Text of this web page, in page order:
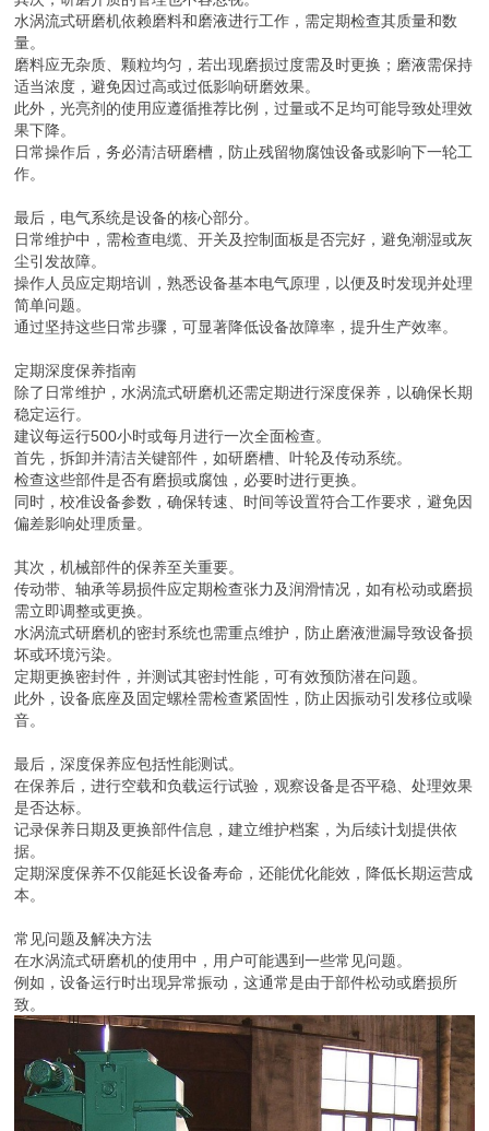
水涡流式研磨机依赖磨料和磨液进行工作，需定期检查其质量和数
量。
磨料应无杂质、颗粒均匀，若出现磨损过度需及时更换；磨液需保持
适当浓度，避免因过高或过低影响研磨效果。
此外，光亮剂的使用应遵循推荐比例，过量或不足均可能导致处理效
果下降。
日常操作后，务必清洁研磨槽，防止残留物腐蚀设备或影响下一轮工
作。
最后，电气系统是设备的核心部分。
日常维护中，需检查电缆、开关及控制面板是否完好，避免潮湿或灰
尘引发故障。
操作人员应定期培训，熟悉设备基本电气原理，以便及时发现并处理
简单问题。
通过坚持这些日常步骤，可显著降低设备故障率，提升生产效率。
定期深度保养指南
除了日常维护，水涡流式研磨机还需定期进行深度保养，以确保长期
稳定运行。
建议每运行500小时或每月进行一次全面检查。
首先，拆卸并清洁关键部件，如研磨槽、叶轮及传动系统。
检查这些部件是否有磨损或腐蚀，必要时进行更换。
同时，校准设备参数，确保转速、时间等设置符合工作要求，避免因
偏差影响处理质量。
其次，机械部件的保养至关重要。
传动带、轴承等易损件应定期检查张力及润滑情况，如有松动或磨损
需立即调整或更换。
水涡流式研磨机的密封系统也需重点维护，防止磨液泄漏导致设备损
坏或环境污染。
定期更换密封件，并测试其密封性能，可有效预防潜在问题。
此外，设备底座及固定螺栓需检查紧固性，防止因振动引发移位或噪
音。
最后，深度保养应包括性能测试。
在保养后，进行空载和负载运行试验，观察设备是否平稳、处理效果
是否达标。
记录保养日期及更换部件信息，建立维护档案，为后续计划提供依
据。
定期深度保养不仅能延长设备寿命，还能优化能效，降低长期运营成
本。
常见问题及解决方法
在水涡流式研磨机的使用中，用户可能遇到一些常见问题。
例如，设备运行时出现异常振动，这通常是由于部件松动或磨损所
致。